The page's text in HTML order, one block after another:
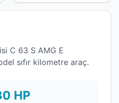
C 63 S AMG E
sıfır kilometre araç.
HP